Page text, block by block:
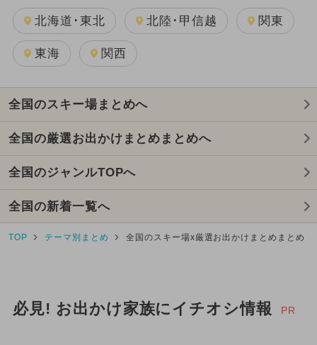
北海道･東北 北陸･甲信越 関東
東海 関西
全国のスキー場まとめへ
全国の厳選お出かけまとめまとめへ
全国のジャンルTOPへ
全国の新着一覧へ
TOP テーマ別まとめ 全国のスキー場x厳選お出かけまとめまとめ
必見! お出かけ家族にイチオシ情報 PR